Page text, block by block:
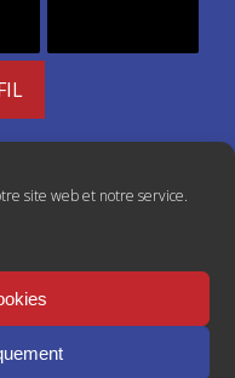
site web et notre service.